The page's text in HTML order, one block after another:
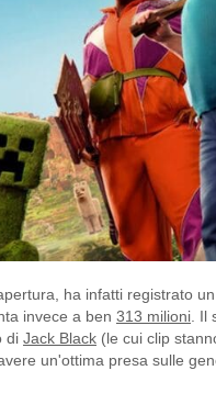
ha infatti registrato
invece a ben 313 milioni .
di Jack Black (le cui clip
un'ottima presa sulle